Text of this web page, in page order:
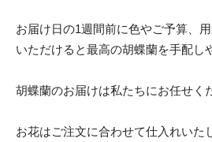
お届け日の1週間前に色やご予算、
いただけると最高の胡蝶蘭を手配し
胡蝶蘭のお届けは私たちにお任せく
お花はご注文に合わせて仕入れいた